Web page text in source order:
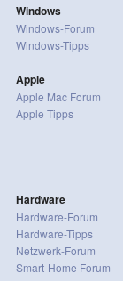
Windows
Windows-Forum
Windows-Tipps
Apple
Apple Mac Forum
Apple Tipps
Hardware
Hardware-Forum
Hardware-Tipps
Netzwerk-Forum
Smart-Home Forum